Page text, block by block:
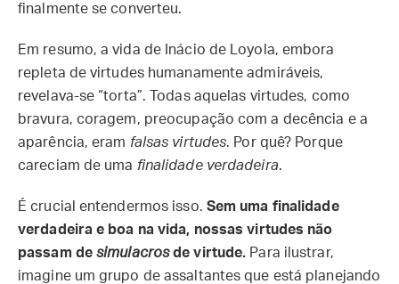
finalmente se converteu.
Em resumo, a vida de Inácio de Loyola, embora
repleta de virtudes humanamente admiráveis,
revelava-se “torta”. Todas aquelas virtudes, como
bravura, coragem, preocupação com a decência e a
aparência, eram falsas virtudes. Por quê? Porque
careciam de uma finalidade verdadeira.
É crucial entendermos isso. Sem uma finalidade
verdadeira e boa na vida, nossas virtudes não
passam de simulacrosde virtude. Para ilustrar,
imagine um grupo de assaltantes que está planejando